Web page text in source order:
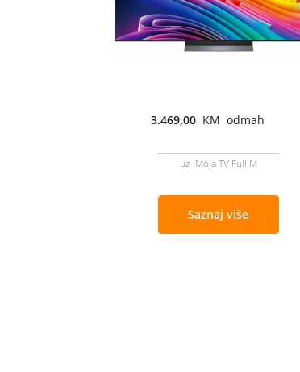
3.469,00 KM odmah
uz Moja TV Full M
Saznaj više